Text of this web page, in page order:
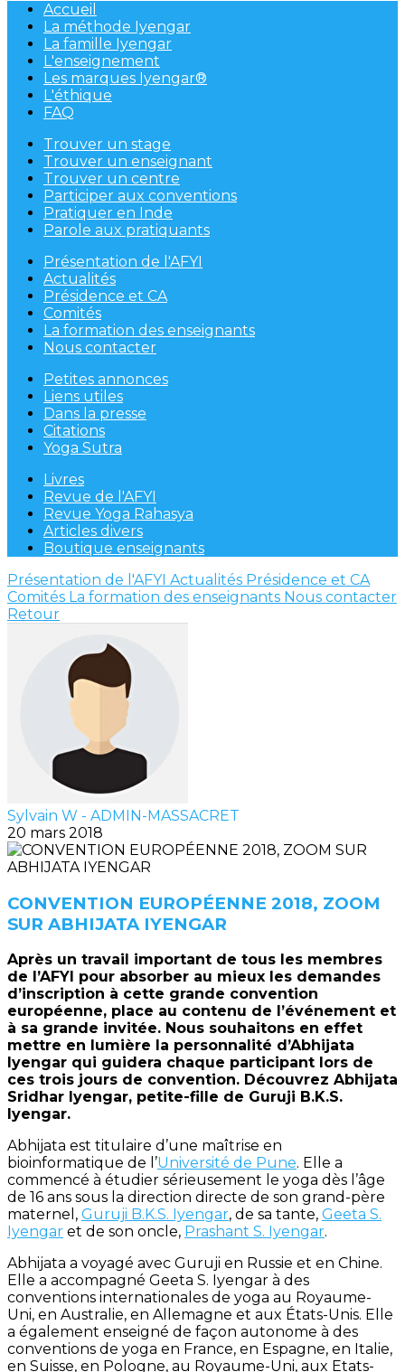
Accueil
La méthode Iyengar
La famille Iyengar
L'enseignement
Les marques Iyengar®
L'éthique
FAQ
Trouver un stage
Trouver un enseignant
Trouver un centre
Participer aux conventions
Pratiquer en Inde
Parole aux pratiquants
Présentation de l'AFYI
Actualités
Présidence et CA
Comités
La formation des enseignants
Nous contacter
Petites annonces
Liens utiles
Dans la presse
Citations
Yoga Sutra
Livres
Revue de l'AFYI
Revue Yoga Rahasya
Articles divers
Boutique enseignants
Présentation de l'AFYI Actualités Présidence et CA
Comités La formation des enseignants Nous contacter
Retour
Sylvain W - ADMIN-MASSACRET
20 mars 2018
CONVENTION EUROPÉENNE 2018, ZOOM
SUR ABHIJATA IYENGAR
Après un travail important de tous les membres
de l’AFYI pour absorber au mieux les demandes
d’inscription à cette grande convention
européenne, place au contenu de l’événement et
à sa grande invitée. Nous souhaitons en effet
mettre en lumière la personnalité d’Abhijata
Iyengar qui guidera chaque participant lors de
ces trois jours de convention. Découvrez Abhijata
Sridhar Iyengar, petite-fille de Guruji B.K.S.
Iyengar.
Abhijata est titulaire d’une maîtrise en
bioinformatique de l’Université de Pune. Elle a
commencé à étudier sérieusement le yoga dès l’âge
de 16 ans sous la direction directe de son grand-père
maternel, Guruji B.K.S. Iyengar, de sa tante, Geeta S.
Iyengar et de son oncle, Prashant S. Iyengar.
Abhijata a voyagé avec Guruji en Russie et en Chine.
Elle a accompagné Geeta S. Iyengar à des
conventions internationales de yoga au Royaume-
Uni, en Australie, en Allemagne et aux États-Unis. Elle
a également enseigné de façon autonome à des
conventions de yoga en France, en Espagne, en Italie,
en Suisse, en Pologne, au Royaume-Uni, aux Etats-